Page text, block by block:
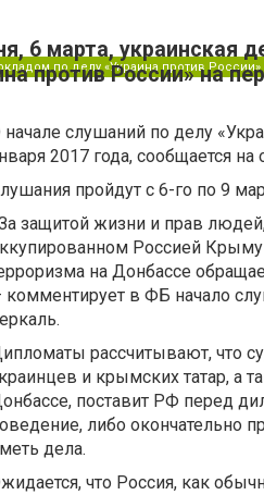
по делу «Украина против
6 марта, украинская
против России» на
слушаний по делу
2017 года, сообщается
пройдут с 6-го по 9
защитой жизни и прав
Россией
на Донбассе
комментирует в ФБ начало
рассчитывают, что
и крымских татар, а
поставит РФ перед
либо окончательно
дела.
что Россия, как